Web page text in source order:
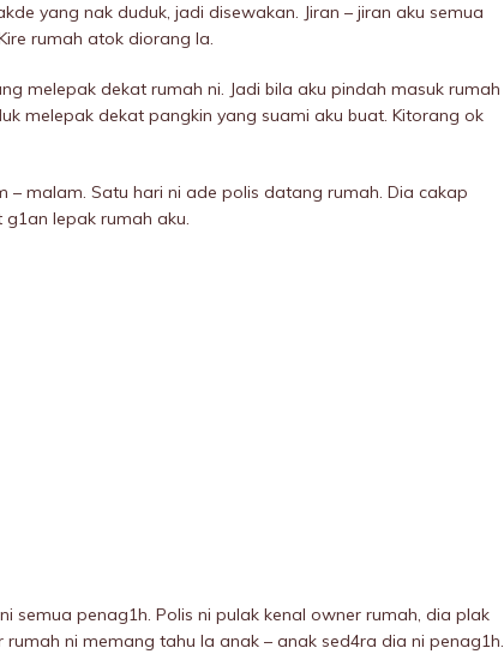
yang nak duduk, jadi disewakan. Jiran – jiran aku semua
rumah atok diorang la.
melepak dekat rumah ni. Jadi bila aku pindah masuk rumah
melepak dekat pangkin yang suami aku buat. Kitorang ok
malam. Satu hari ni ade polis datang rumah. Dia cakap
lepak rumah aku.
semua penag1h. Polis ni pulak kenal owner rumah, dia plak
ni memang tahu la anak – anak sed4ra dia ni penag1h.